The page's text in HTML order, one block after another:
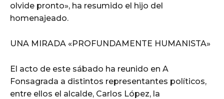
olvide pronto», ha resumido el hijo del
homenajeado.
UNA MIRADA «PROFUNDAMENTE HUMANISTA»
El acto de este sábado ha reunido en A
Fonsagrada a distintos representantes políticos,
entre ellos el alcalde, Carlos López, la